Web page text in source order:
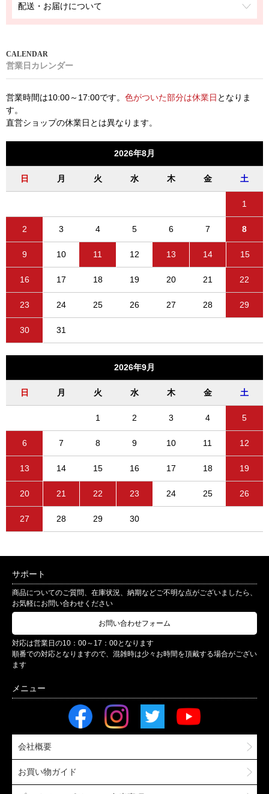
配送・お届けについて
営業日カレンダー
営業時間は10:00～17:00です。 色がついた部分は休業日 となりま
す。
直営ショップの休業日とは異なります。
2026年8月
日 月 火 水 木 金 土
1
2 3 4 5 6 7 8
9 10 11 12 13 14 15
16 17 18 19 20 21 22
23 24 25 26 27 28 29
30 31
2026年9月
日 月 火 水 木 金 土
1 2 3 4 5
6 7 8 9 10 11 12
13 14 15 16 17 18 19
20 21 22 23 24 25 26
27 28 29 30
サポート
商品についてのご質問、在庫状況、納期などご不明な点がございましたら、
お気軽にお問い合わせください
お問い合わせフォーム
対応は営業日の10：00～17：00となります
順番での対応となりますので、混雑時は少々お時間を頂戴する場合がござい
ます
会社概要
お買い物ガイド